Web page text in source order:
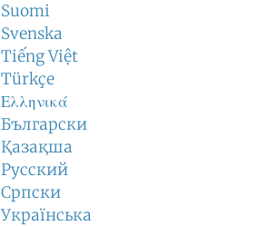
Suomi
Svenska
Tiếng Việt
Türkçe
Ελληνικά
Български
Қазақша
Русский
Српски
Українська